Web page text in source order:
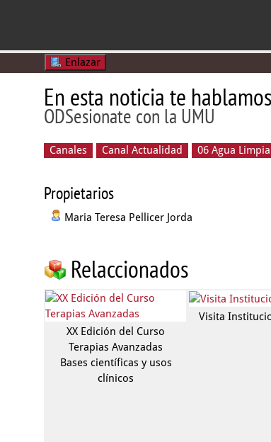
Enlazar
En esta noticia te
ODSesionate con la UMU
Canales Canal Actualidad 06 Agua
Propietarios
Maria Teresa Pellicer Jorda
Relaccionados
XX Edición del Curso
Terapias Avanzadas
Bases científicas y usos
clínicos
Visita